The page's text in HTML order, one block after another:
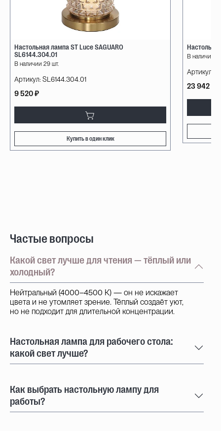
Настольная лампа ST Luce SAGUARO
SL6144.304.01
В наличии 29 шт.
Артикул: SL6144.304.01
9 520 ₽
Купить в один клик
В наличии 3
Артикул:
23 942 ₽
Частые вопросы
Какой свет лучше для чтения — тёплый или
холодный?
Нейтральный (4000–4500 К) — он не искажает
цвета и не утомляет зрение. Тёплый создаёт уют,
но не подходит для длительной концентрации.
Настольная лампа для рабочего стола:
какой свет лучше?
Как выбрать настольную лампу для
работы?